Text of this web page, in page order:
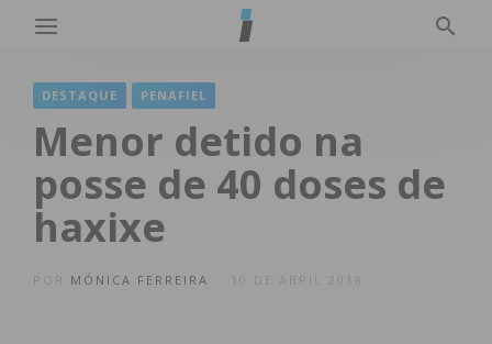
DESTAQUE PENAFIEL
Menor detido na
posse de 40 doses de
haxixe
MÓNICA FERREIRA 10 DE ABRIL 2018